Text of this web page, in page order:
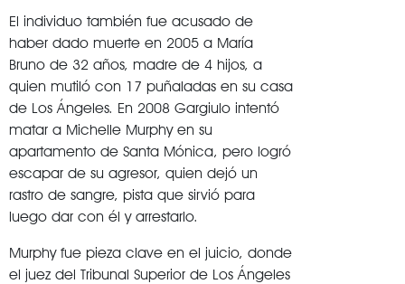
El individuo también fue acusado de
haber dado muerte en 2005 a María
Bruno de 32 años, madre de 4 hijos, a
quien mutiló con 17 puñaladas en su casa
de Los Ángeles. En 2008 Gargiulo intentó
matar a Michelle Murphy en su
apartamento de Santa Mónica, pero logró
escapar de su agresor, quien dejó un
rastro de sangre, pista que sirvió para
luego dar con él y arrestarlo.
Murphy fue pieza clave en el juicio, donde
el juez del Tribunal Superior de Los Ángeles